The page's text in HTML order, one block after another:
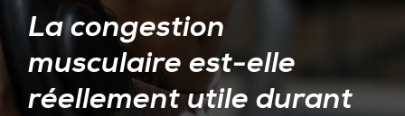
La congestion
musculaire est-elle
réellement utile durant